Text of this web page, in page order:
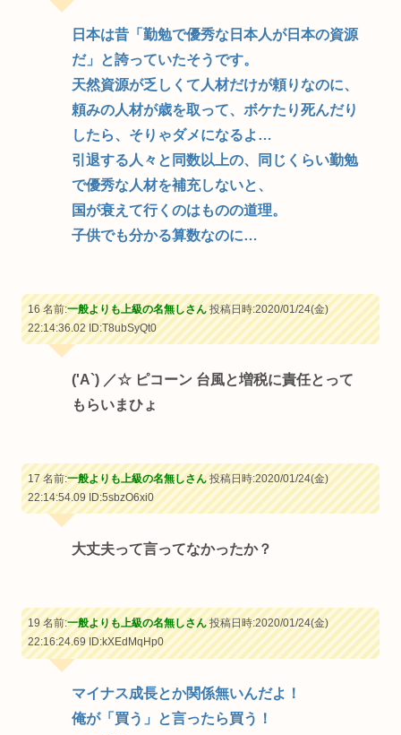
日本は昔「勤勉で優秀な日本人が日本の資源
だ」と誇っていたそうです。
天然資源が乏しくて人材だけが頼りなのに、
頼みの人材が歳を取って、ボケたり死んだり
したら、そりゃダメになるよ…
引退する人々と同数以上の、同じくらい勤勉
で優秀な人材を補充しないと、
国が衰えて行くのはものの道理。
子供でも分かる算数なのに…
16 名前:一般よりも上級の名無しさん投稿日時:2020/01/24(金)
22:14:36.02ID:T8ubSyQt0
('A`) ／☆ ピコーン 台風と増税に責任とって
もらいまひょ
17 名前:一般よりも上級の名無しさん投稿日時:2020/01/24(金)
22:14:54.09ID:5sbzO6xi0
大丈夫って言ってなかったか？
19 名前:一般よりも上級の名無しさん投稿日時:2020/01/24(金)
22:16:24.69ID:kXEdMqHp0
マイナス成長とか関係無いんだよ！
俺が「買う」と言ったら買う！